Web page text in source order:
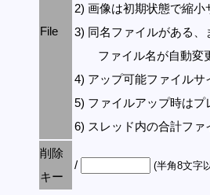
File
2) 画像は初期状態で縮
3) 同名ファイルがある
ファイル名が自動変更
4) アップ可能ファイルサ
5) ファイルアップ時は
6) スレッド内の合計ファ
削除
キー
/ (半角8文字